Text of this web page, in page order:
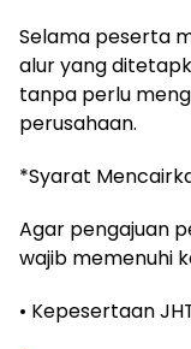
Selama peserta
alur yang
tanpa perlu
perusahaan.
*Syarat
Agar pengajuan
wajib memenuhi
• Kepesertaan